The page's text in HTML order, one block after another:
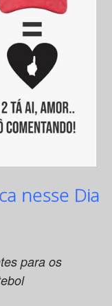
nesse Dia
para os